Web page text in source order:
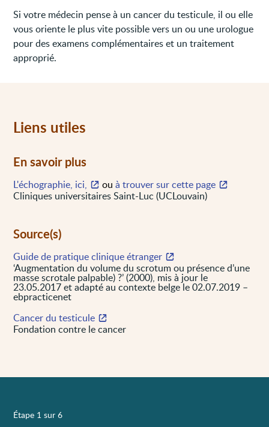
Si votre médecin pense à un cancer du testicule, il ou elle
vous oriente le plus vite possible vers un ou une urologue
pour des examens complémentaires et un traitement
approprié.
Liens utiles
En savoir plus
L'échographie, ici, ouà trouver sur cette page
Cliniques universitaires Saint-Luc (UCLouvain)
Source(s)
Guide de pratique clinique étranger
‘Augmentation du volume du scrotum ou présence d’une
masse scrotale palpable) ?’ (2000), mis à jour le
23.05.2017 et adapté au contexte belge le 02.07.2019 –
ebpracticenet
Cancer du testicule
Fondation contre le cancer
Étape 1 sur 6